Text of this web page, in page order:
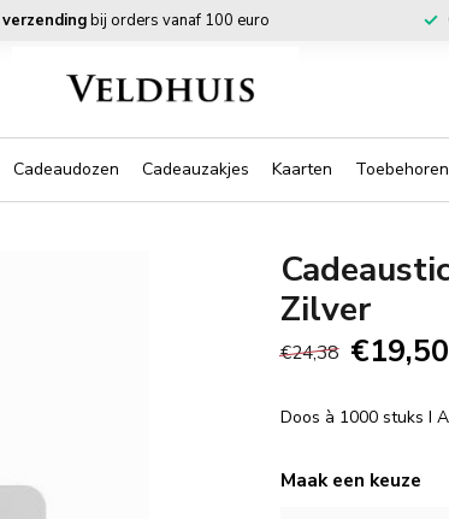
verzendingbij orders vanaf 100 euro
Cadeaudozen Cadeauzakjes Kaarten Toebehoren
Zilver
€24,38 €19,50
Doos à 1000 stuks I
Maak een keuze